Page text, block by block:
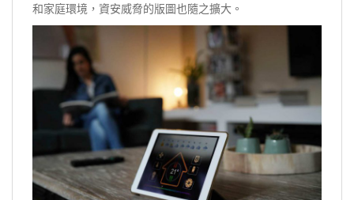
和家庭環境，資安威脅的版圖也隨之擴大。